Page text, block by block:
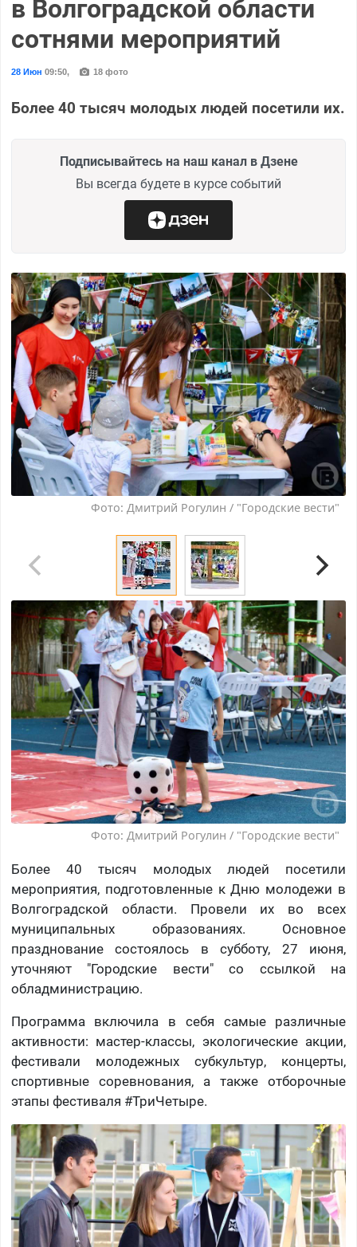
в Волгоградской области
сотнями мероприятий
28 Июн 09:50, 18 фото
Более 40 тысяч молодых людей посетили их.
Подписывайтесь на наш канал в Дзене
Вы всегда будете в курсе событий
Фото: Дмитрий Рогулин / "Городские вести"
Фото: Дмитрий Рогулин / "Городские вести"
Более 40 тысяч молодых людей посетили
мероприятия, подготовленные к Дню молодежи в
Волгоградской области. Провели их во всех
муниципальных образованиях. Основное
празднование состоялось в субботу, 27 июня,
уточняют "Городские вести" со ссылкой на
обладминистрацию.
Программа включила в себя самые различные
активности: мастер-классы, экологические акции,
фестивали молодежных субкультур, концерты,
спортивные соревнования, а также отборочные
этапы фестиваля #ТриЧетыре.